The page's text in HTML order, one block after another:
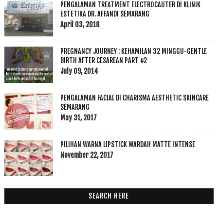
PENGALAMAN TREATMENT ELECTROCAUTER DI KLINIK
ESTETIKA DR. AFFANDI SEMARANG
April 03, 2018
PREGNANCY JOURNEY : KEHAMILAN 32 MINGGU-GENTLE
BIRTH AFTER CESAREAN PART #2
July 09, 2014
PENGALAMAN FACIAL DI CHARISMA AESTHETIC SKINCARE
SEMARANG
May 31, 2017
PILIHAN WARNA LIPSTICK WARDAH MATTE INTENSE
November 22, 2017
SEARCH HERE